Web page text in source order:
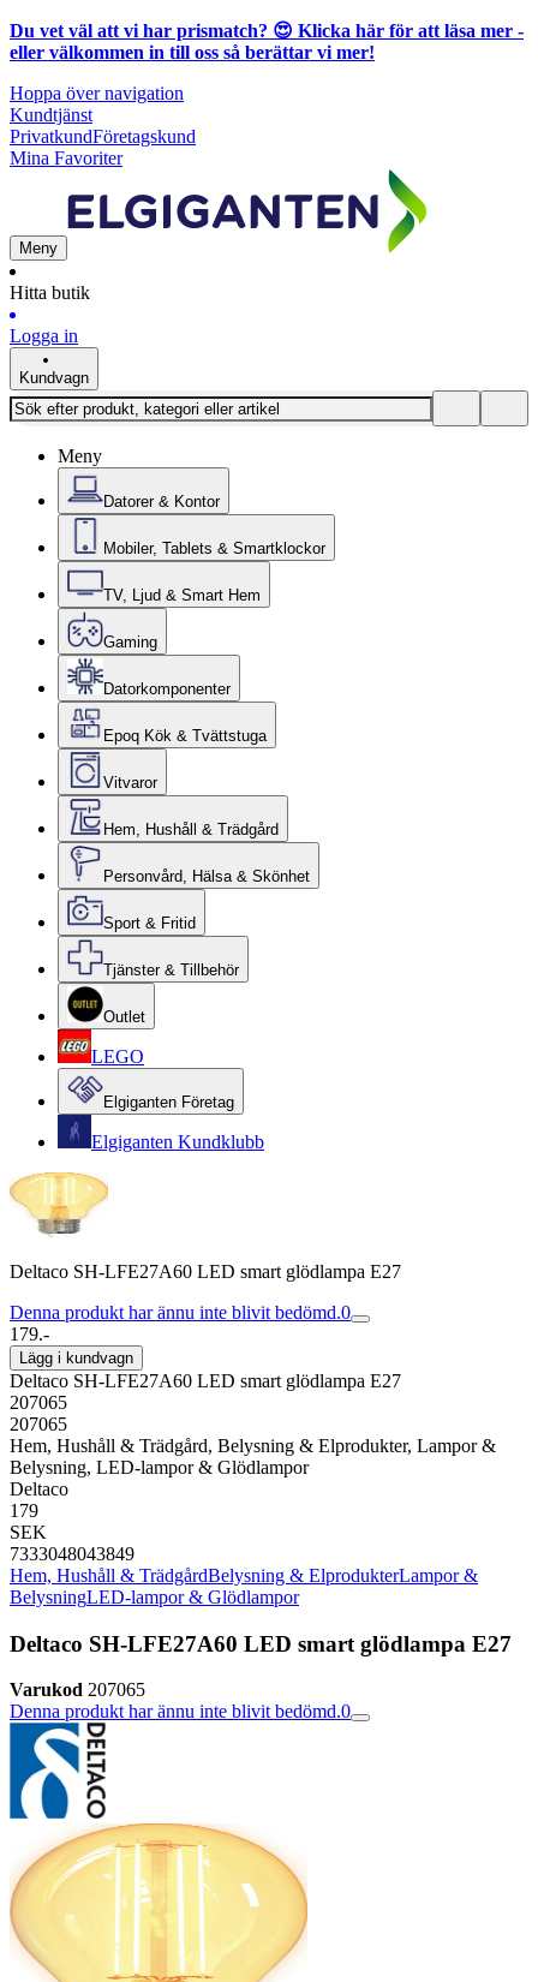
Du vet väl att vi har prismatch? 😍 Klicka här för att läsa mer -
eller välkommen in till oss så berättar vi mer!
Hoppa över navigation
Kundtjänst
PrivatkundFöretagskund
Mina Favoriter
Meny
Hitta butik
Logga in
Kundvagn
Meny
Datorer & Kontor
Mobiler, Tablets & Smartklockor
TV, Ljud & Smart Hem
Gaming
Datorkomponenter
Epoq Kök & Tvättstuga
Vitvaror
Hem, Hushåll & Trädgård
Personvård, Hälsa & Skönhet
Sport & Fritid
Tjänster & Tillbehör
Outlet
LEGO
Elgiganten Företag
Elgiganten Kundklubb
Deltaco SH-LFE27A60 LED smart glödlampa E27
Denna produkt har ännu inte blivit bedömd.0
179.-
Lägg i kundvagn
Deltaco SH-LFE27A60 LED smart glödlampa E27
207065
207065
Hem, Hushåll & Trädgård, Belysning & Elprodukter, Lampor &
Belysning, LED-lampor & Glödlampor
Deltaco
179
SEK
7333048043849
Hem, Hushåll & TrädgårdBelysning & ElprodukterLampor &
BelysningLED-lampor & Glödlampor
Deltaco SH-LFE27A60 LED smart glödlampa E27
Varukod 207065
Denna produkt har ännu inte blivit bedömd.0